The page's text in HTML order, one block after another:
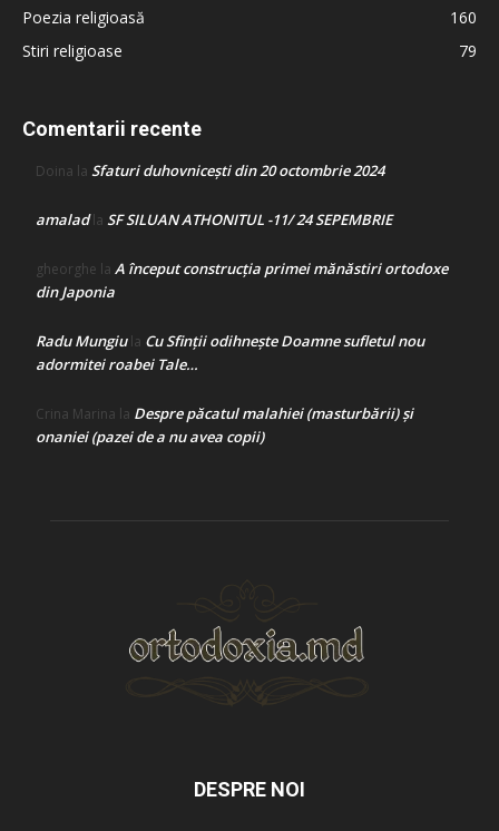
Poezia religioasă
160
Stiri religioase
79
Comentarii recente
Doina la Sfaturi duhovnicești din 20 octombrie 2024
amaladla SF SILUAN ATHONITUL -11/ 24 SEPEMBRIE
gheorghe la A început construcţia primei mănăstiri ortodoxe
din Japonia
Radu Mungiula Cu Sfinții odihnește Doamne sufletul nou
adormitei roabei Tale…
Crina Marina la Despre păcatul malahiei (masturbării) şi
onaniei (pazei de a nu avea copii)
DESPRE NOI